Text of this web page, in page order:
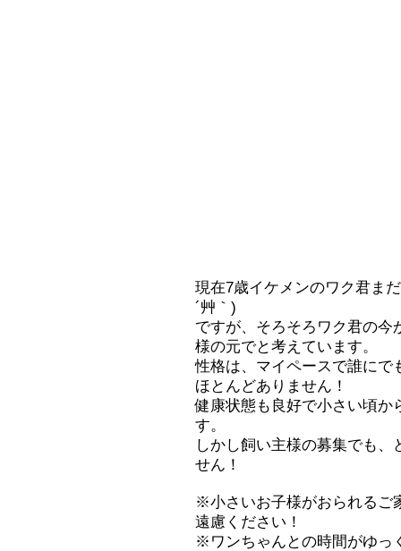
現在7歳イケメンのワク君ま
´艸｀)
ですが、そろそろワク君の今
様の元でと考えています。
性格は、マイペースで誰にで
ほとんどありません！
健康状態も良好で小さい頃か
す。
しかし飼い主様の募集でも
せん！
※小さいお子様がおられるご
遠慮ください！
※ワンちゃんとの時間がゆっ